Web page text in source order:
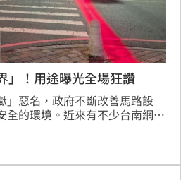
」！用途曝光全場狂讚
」惡名，政府不斷改善馬路設
全的環境。近來有不少台南網友
好奇有何作用？其實這是台南